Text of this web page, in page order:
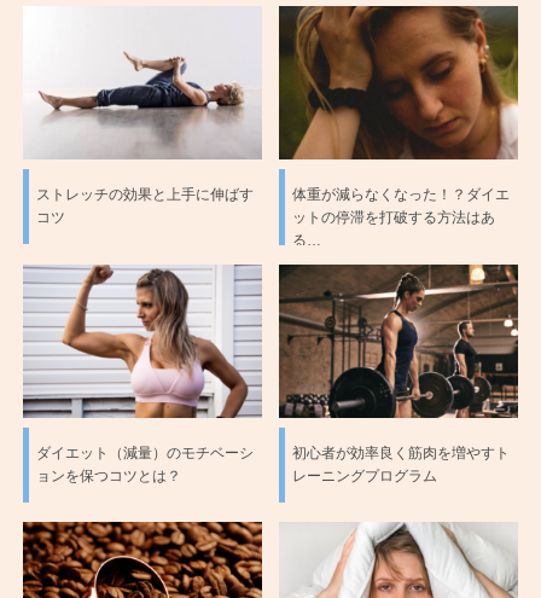
ストレッチの効果と上手に伸ばす
コツ
体重が減らなくなった！？ダイエ
ットの停滞を打破する方法はあ
る…
ダイエット（減量）のモチベーシ
ョンを保つコツとは？
初心者が効率良く筋肉を増やすト
レーニングプログラム